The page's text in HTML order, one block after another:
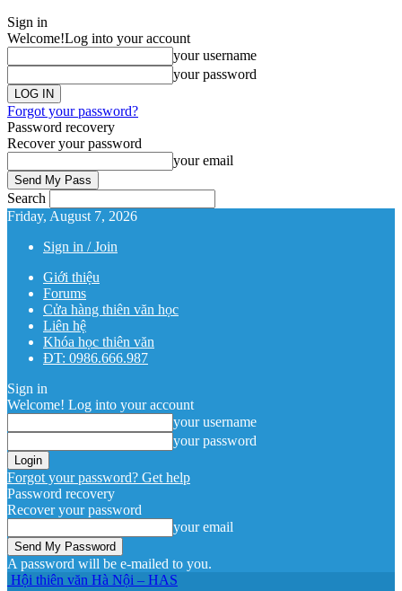
Sign in
Welcome!Log into your account
your username
your password
Forgot your password?
Password recovery
Recover your password
your email
Search
Friday, August 7, 2026
Sign in / Join
Giới thiệu
Forums
Cửa hàng thiên văn học
Liên hệ
Khóa học thiên văn
ĐT: 0986.666.987
Sign in
Welcome! Log into your account
your username
your password
Forgot your password? Get help
Password recovery
Recover your password
your email
A password will be e-mailed to you.
Hội thiên văn Hà Nội – HAS